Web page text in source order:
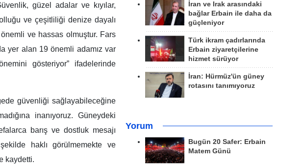
güzel adalar ve kıyılar,
ve çeşitliliği denize dayalı
ve hassas olmuştur. Fars
yer alan 19 önemli adamız var
gösteriyor” ifadelerinde
güvenliği sağlayabileceğine
inanıyoruz. Güneydeki
barış ve dostluk mesajı
haklı görülmemekte ve
kaydetti.
İran ve Irak arasındaki
bağlar Erbain ile daha da
güçleniyor
Türk ikram çadırlarında
Erbain ziyaretçilerine
hizmet sürüyor
İran: Hürmüz'ün güney
rotasını tanımıyoruz
Yorum
Bugün 20 Safer: Erbain
Matem Günü